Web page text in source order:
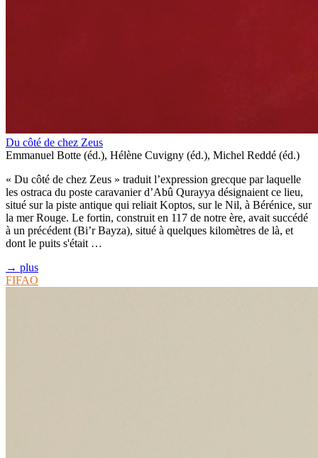
Du côté de chez Zeus
Emmanuel Botte (éd.), Hélène Cuvigny (éd.), Michel Reddé (éd.)
« Du côté de chez Zeus » traduit l’expression grecque par laquelle
les ostraca du poste caravanier d’Abû Qurayya désignaient ce lieu,
situé sur la piste antique qui reliait Koptos, sur le Nil, à Bérénice, sur
la mer Rouge. Le fortin, construit en 117 de notre ère, avait succédé
à un précédent (Bi’r Bayza), situé à quelques kilomètres de là, et
dont le puits s'était …
→ plus
FIFAO